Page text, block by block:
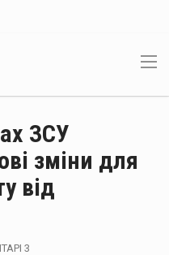
ЗСУ
зміни для
від
3